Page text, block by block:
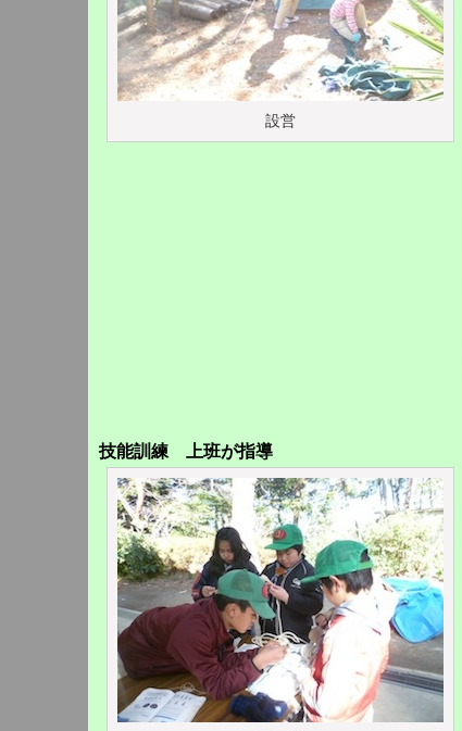
設営
技能訓練 上班が指導